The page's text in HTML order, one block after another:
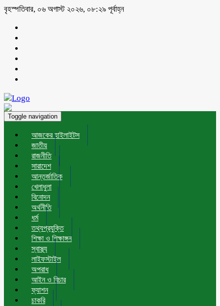
বৃহস্পতিবার, ০৬ অগাস্ট ২০২৬, ০৮:২৯ পূর্বাহ্ন
Toggle navigation
আজকের হাইলাইটস
জাতীয়
রাজনীতি
সারাদেশ
আন্তর্জাতিক
খেলাধুলা
বিনোদন
অর্থনীতি
ধর্ম
তথ্যপ্রযুক্তি
শিক্ষা ও শিক্ষাঙ্গন
স্বাস্থ্য
লাইফস্টাইল
অপরাধ
আইন ও বিচার
ফ্যাশন
চাকরি